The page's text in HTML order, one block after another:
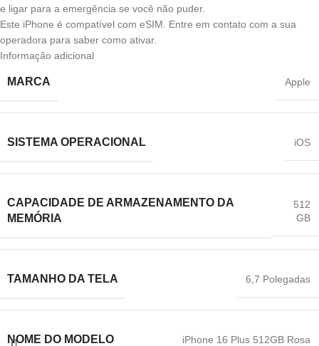
e ligar para a emergência se você não puder.
Este iPhone é compatível com eSIM. Entre em contato com a sua
operadora para saber como ativar.
Informação adicional
MARCA Apple
SISTEMA OPERACIONAL iOS
CAPACIDADE DE ARMAZENAMENTO DA
MEMÓRIA
512
GB
TAMANHO DA TELA 6,7 Polegadas
NOME DO MODELO iPhone 16 Plus 512GB Rosa